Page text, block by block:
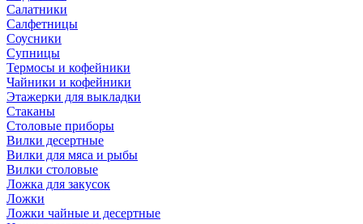
Салатники
Салфетницы
Соусники
Супницы
Термосы и кофейники
Чайники и кофейники
Этажерки для выкладки
Стаканы
Столовые приборы
Вилки десертные
Вилки для мяса и рыбы
Вилки столовые
Ложка для закусок
Ложки
Ложки чайные и десертные